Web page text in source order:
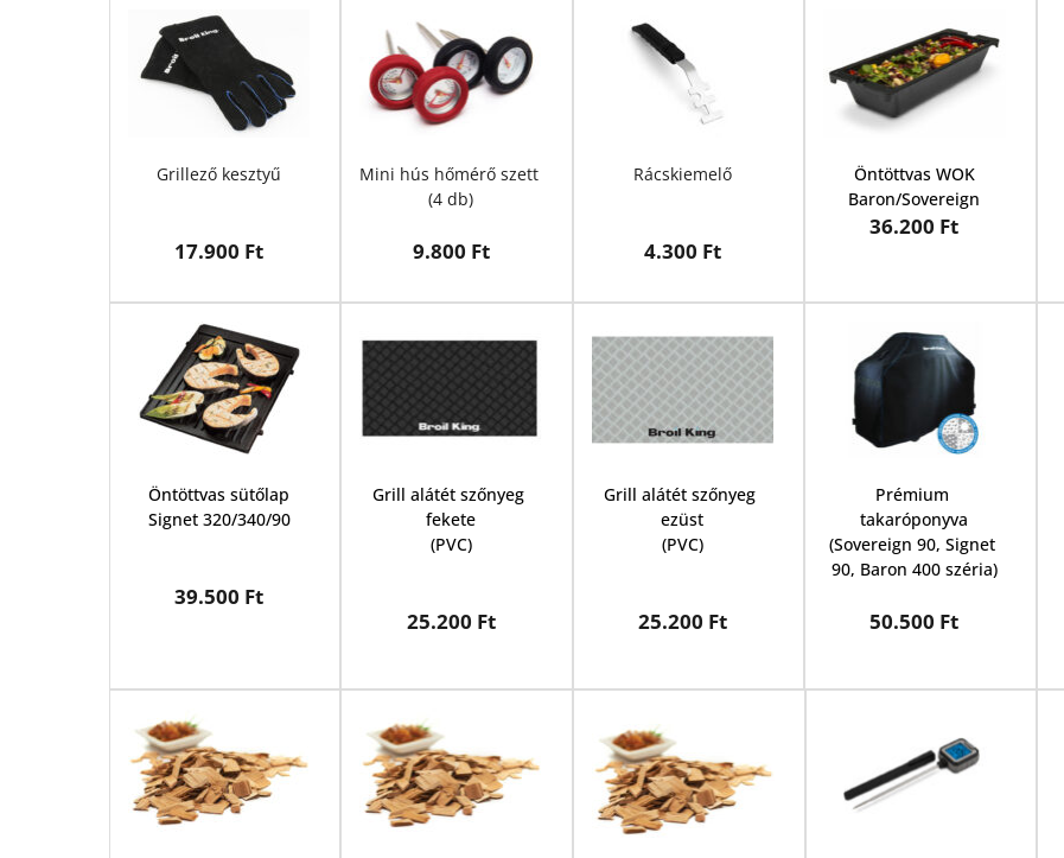
Grillező kesztyű
17.900 Ft
(4 db)
9.800 Ft
Rácskiemelő
4.300 Ft
Öntöttvas WOK
Baron/Sovereign
36.200 Ft
Öntöttvas sütőlap
Signet 320/340/90
39.500 Ft
Grill alátét szőnyeg
fekete
(PVC)
25.200 Ft
Grill alátét szőnyeg
ezüst
(PVC)
25.200 Ft
Prémium
takaróponyva
(Sovereign 90, Signet
90, Baron 400 széria)
50.500 Ft